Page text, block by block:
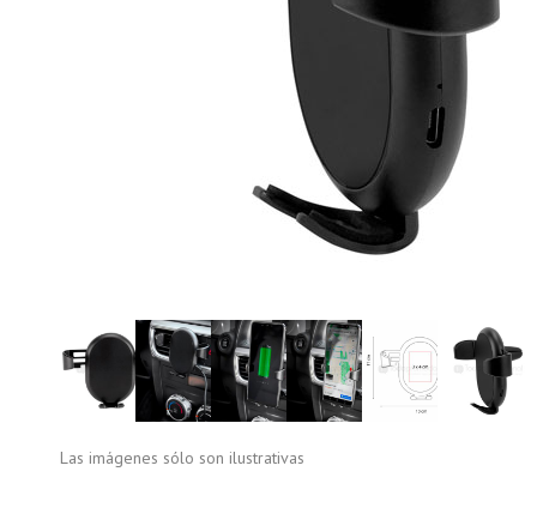
Las imágenes sólo son ilustrativas